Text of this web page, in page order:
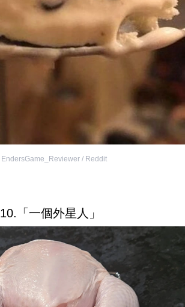
EndersGame_Reviewer / Reddit
10.「一個外星人」